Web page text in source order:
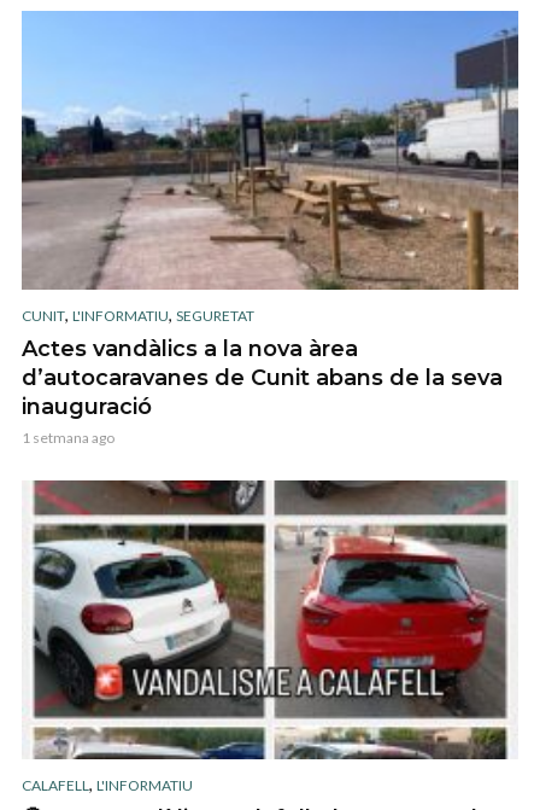
CUNIT, L'INFORMATIU, SEGURETAT
Actes vandàlics a la nova àrea
d’autocaravanes de Cunit abans de la seva
inauguració
1 setmana ago
CALAFELL, L'INFORMATIU